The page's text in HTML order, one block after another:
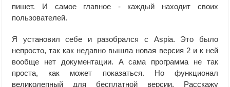
пишет. И самое главное - каждый находит своих
пользователей.
Я установил себе и разобрался с Aspia. Это было
непросто, так как недавно вышла новая версия 2 и к ней
вообще нет документации. А сама программа не так
проста, как может показаться. Но функционал
великолепный для бесплатной версии. Расскажу